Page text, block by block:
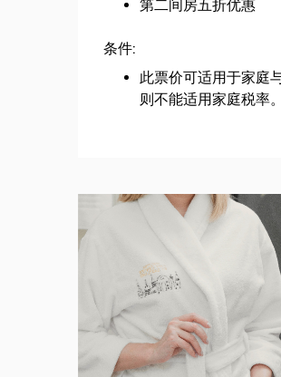
第二间房五折优惠
条件:
此票价可适用于家庭
则不能适用家庭税率。